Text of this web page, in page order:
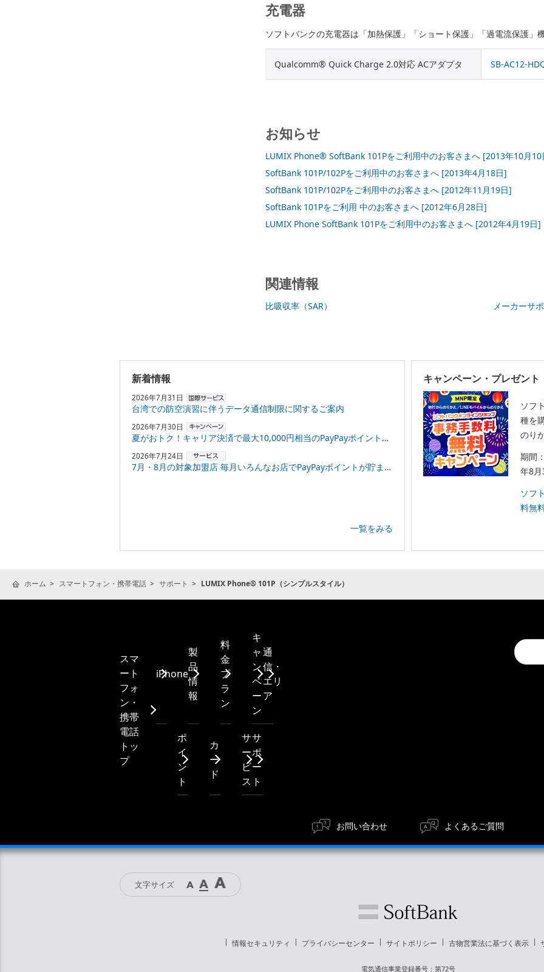
充電器
ソフトバンクの充電器は「加熱保護」「ショート保護」「過電流保護」
Qualcomm® Quick Charge 2.0対応 ACアダプタ SB-AC12-
お知らせ
LUMIX Phone® SoftBank 101Pをご利用中のお客さまへ [2013年10月10
SoftBank 101P/102Pをご利用中のお客さまへ [2013年4月18日]
SoftBank 101P/102Pをご利用中のお客さまへ [2012年11月19日]
SoftBank 101Pをご利用 中のお客さまへ [2012年6月28日]
LUMIX Phone SoftBank 101Pをご利用中のお客さまへ [2012年4月19日]
関連情報
比吸収率（SAR） メーカーサ
新着情報
2026年7月31日
台湾での防空演習に伴うデータ通信制限に関するご案内
2026年7月30日
夏がおトク！キャリア決済で最大10,000円相当のPayPayポイントプレゼント！
2026年7月24日
7月・8月の対象加盟店 毎月いろんなお店でPayPayポイントが貯まる！「スーパーPayPayクーポン」
一覧をみる
キャンペーン・プレゼント
ソフ
種を
のり
期間
年8
ソフ
料無
ホーム スマートフォン・携帯電話 サポート LUMIX Phone® 101P（シンプルスタイル）
Conduct
a
search
スマ
ート
フォ
ン・
携帯
電話
トッ
プ
iPhone
製
品
情
報
料
金
プ
ラ
ン
キ
ャ
ン
ペ
ー
ン
通
信・
エリ
ア
ポ
イ
ン
ト
カ
ー
ド
サ
ー
ビ
ス
サ
ポ
ー
ト
お問い合わせ よくあるご質問
文字サイズ
情報セキュリティ プライバシーセンター サイトポリシー 古物営業法に基づく表示
電気通信事業登録番号：第72号